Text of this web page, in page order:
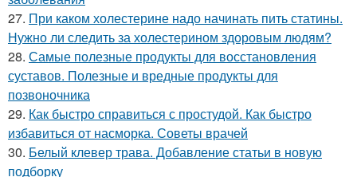
27. При каком холестерине надо начинать пить статины.
Нужно ли следить за холестерином здоровым людям?
28. Самые полезные продукты для восстановления
суставов. Полезные и вредные продукты для
позвоночника
29. Как быстро справиться с простудой. Как быстро
избавиться от насморка. Советы врачей
30. Белый клевер трава. Добавление статьи в новую
подборку